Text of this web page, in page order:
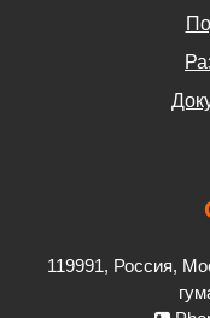
119991, Россия,